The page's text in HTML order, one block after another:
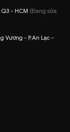
Q3 - HCM (Đang sửa
Vương - P.An Lạc -